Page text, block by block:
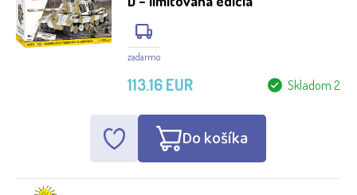
zadarmo
Skladom 2
113.16 EUR
Do košíka